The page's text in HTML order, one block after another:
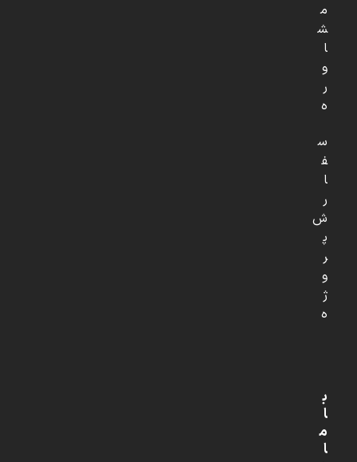
م
ش
ا
و
ر
ه
س
ف
ا
ر
ش
پ
ر
و
ژ
ه
ب
ا
م
ا